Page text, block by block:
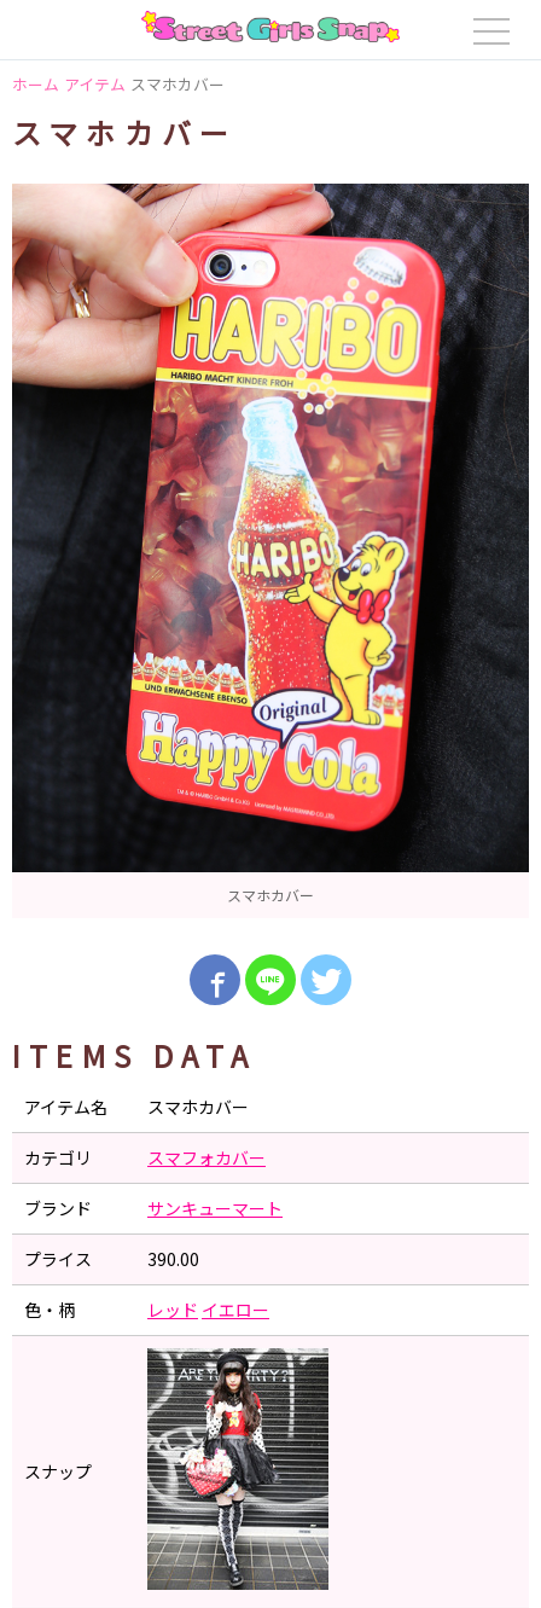
ホーム アイテム スマホカバー
スマホカバー
スマホカバー
ITEMS DATA
アイテム名 スマホカバー
カテゴリ スマフォカバー
ブランド サンキューマート
プライス 390.00
色・柄 レッド イエロー
スナップ